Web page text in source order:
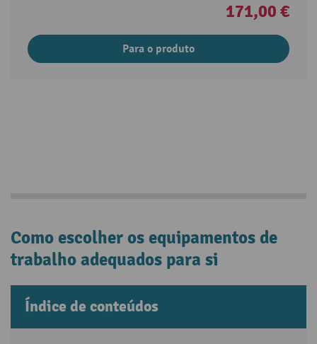
171,00 €
Para o produto
Como escolher os equipamentos de
trabalho adequados para si
Índice de conteúdos